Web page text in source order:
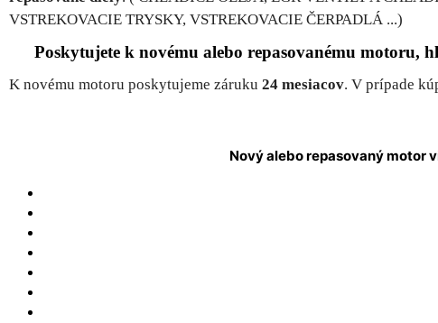
VSTREKOVACIE TRYSKY, VSTREKOVACIE ČERPADLÁ ...)
Poskytujete k novému alebo repasovanému motoru,
K novému motoru poskytujeme záruku 24 mesiacov. V prípade
Nový alebo repasovaný motor